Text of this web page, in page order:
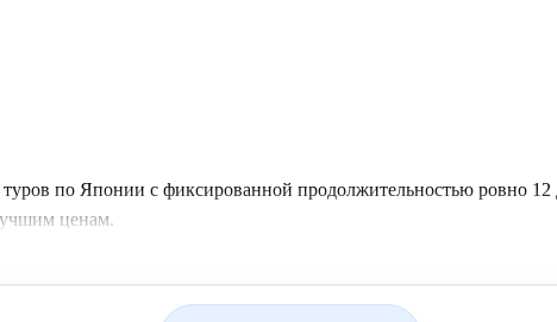
по Японии с фиксированной продолжительностью ровно
ценам.